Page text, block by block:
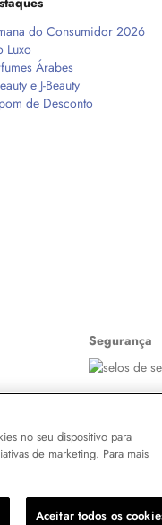
do Consumidor 2026
Luxo
Árabes
e J-Beauty
de Desconto
Segurança
do site, todas as fotos,
vedada qualquer
nos termos da Lei. Os
no seu dispositivo para
de marketing. Para mais
Aceitar todos os